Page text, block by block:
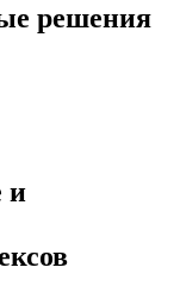
решения
и